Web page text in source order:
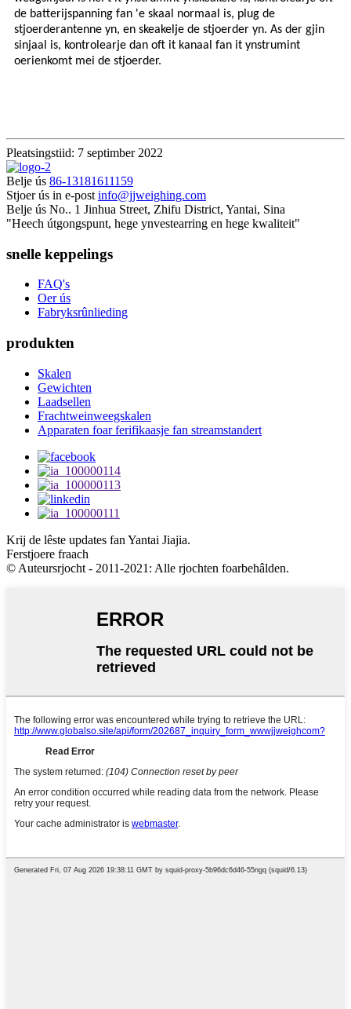
de batterijspanning fan 'e skaal normaal is, plug de
stjoerderantenne yn, en skeakelje de stjoerder yn. As der gjin
sinjaal is, kontrolearje dan oft it kanaal fan it ynstrumint
oerienkomt mei de stjoerder.
Pleatsingstiid: 7 septimber 2022
Belje ús 86-13181611159
Stjoer ús in e-post info@jjweighing.com
Belje ús No.. 1 Jinhua Street, Zhifu District, Yantai, Sina
"Heech útgongspunt, hege ynvestearring en hege kwaliteit"
snelle keppelings
FAQ's
Oer ús
Fabryksrûnlieding
produkten
Skalen
Gewichten
Laadsellen
Frachtweinweegskalen
Apparaten foar ferifikaasje fan streamstandert
Krij de lêste updates fan Yantai Jiajia.
Ferstjoere fraach
© Auteursrjocht - 2011-2021: Alle rjochten foarbehâlden.